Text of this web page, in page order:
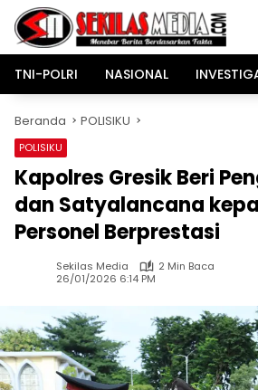
Langsung
konten
TNI-POLRI
NASIONAL
Beranda POLISIKU
POLISIKU
Kapolres Gresik Beri
dan Satyalancana
Personel Berprestasi
Sekilas Media
2 Min Baca
26/01/2026 6:14 PM